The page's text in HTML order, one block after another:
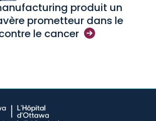
produit un
prometteur dans le
le cancer